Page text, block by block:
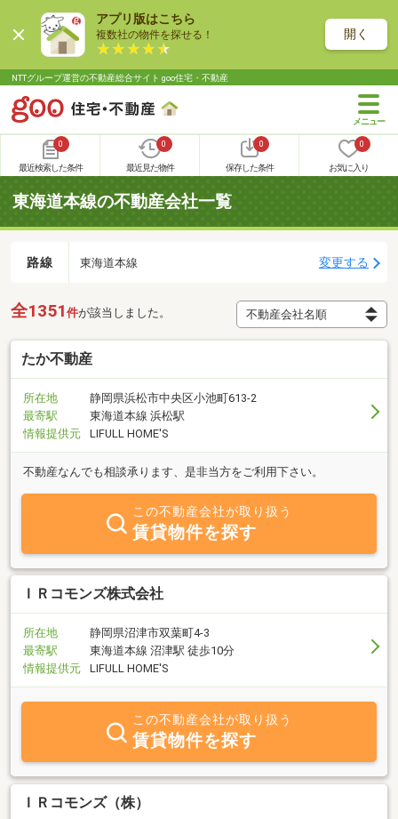
アプリ版はこちら
複数社の物件を探せる！ 開く
NTTグループ運営の不動産総合サイト goo住宅・不動産
0
最近検索した条件
0
最近見た物件
0
保存した条件
0
お気に入り
東海道本線の不動産会社一覧
路線 東海道本線 変更する
全1351 件が該当しました。
たか不動産
所在地
静岡県浜松市中央区小池町613-2
最寄駅
東海道本線 浜松駅
情報提供元
LIFULL HOME'S
不動産なんでも相談承ります、是非当方をご利用下さい。
この不動産会社が取り扱う
賃貸物件を探す
ＩＲコモンズ株式会社
所在地
静岡県沼津市双葉町4-3
最寄駅
東海道本線 沼津駅 徒歩10分
情報提供元
LIFULL HOME'S
この不動産会社が取り扱う
賃貸物件を探す
ＩＲコモンズ（株）